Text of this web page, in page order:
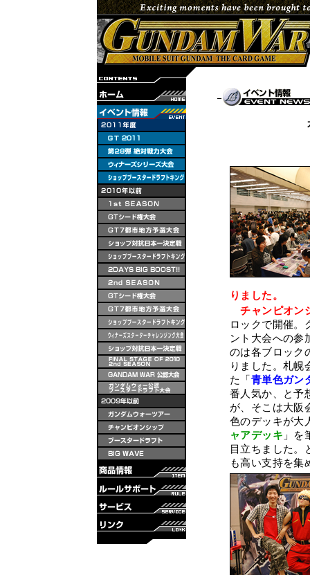
りました。
チャンピオン
ロックで開催。
ント大会への参
のは各ブロック
りました。札幌
た「 青単色ガン
番人気か、と予
が、そこは大阪
色のデッキが大
ャアデッキ 」を
目立ちました。
も高い支持を集